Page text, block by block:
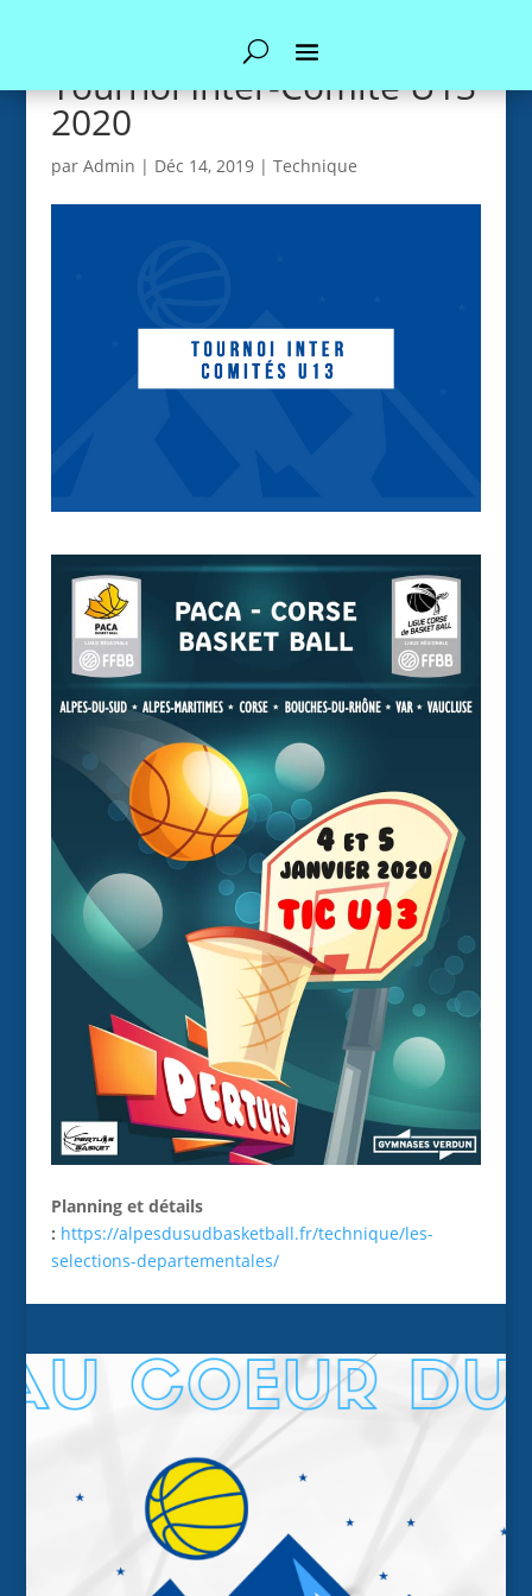
Tournoi Inter-Comité U13
2020
par Admin | Déc 14, 2019| Technique
Planning et détails
: https://alpesdusudbasketball.fr/technique/les-
selections-departementales/